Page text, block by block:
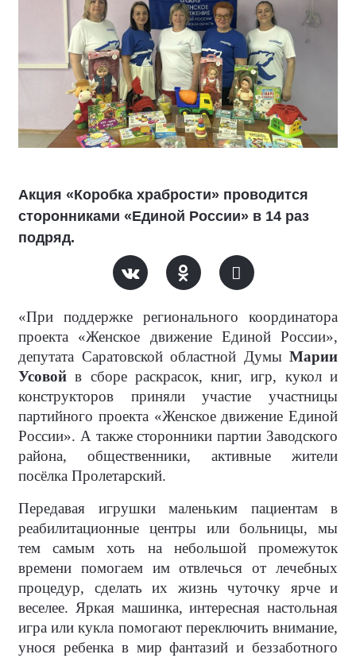
Акция «Коробка храбрости» проводится
сторонниками «Единой России» в 14 раз
подряд.
«При поддержке регионального координатора
проекта «Женское движение Единой России»,
депутата Саратовской областной Думы Марии
Усовой в сборе раскрасок, книг, игр, кукол и
конструкторов приняли участие участницы
партийного проекта «Женское движение Единой
России». А также сторонники партии Заводского
района, общественники, активные жители
посёлка Пролетарский.
Передавая игрушки маленьким пациентам в
реабилитационные центры или больницы, мы
тем самым хоть на небольшой промежуток
времени помогаем им отвлечься от лечебных
процедур, сделать их жизнь чуточку ярче и
веселее. Яркая машинка, интересная настольная
игра или кукла помогают переключить внимание,
унося ребенка в мир фантазий и беззаботного